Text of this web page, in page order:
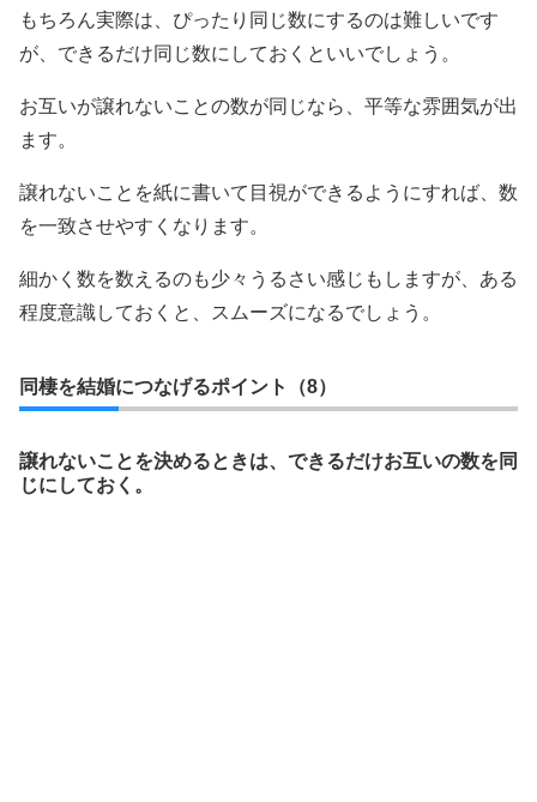
もちろん実際は、ぴったり同じ数にするのは難しいです
が、できるだけ同じ数にしておくといいでしょう。
お互いが譲れないことの数が同じなら、平等な雰囲気が出
ます。
譲れないことを紙に書いて目視ができるようにすれば、数
を一致させやすくなります。
細かく数を数えるのも少々うるさい感じもしますが、ある
程度意識しておくと、スムーズになるでしょう。
同棲を結婚につなげるポイント（8）
譲れないことを決めるときは、できるだけお互いの数を同
じにしておく。